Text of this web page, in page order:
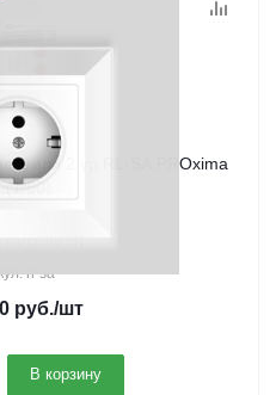
1 или 2 ур RL-SA PROxima
(1/50)
наличии (4)
rl-sa
руб./шт
В корзину